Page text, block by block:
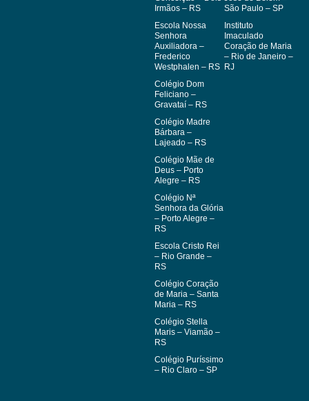
Irmãos – RS
Escola Nossa
Senhora
Auxiliadora –
Frederico
Westphalen – RS
Colégio Dom
Feliciano –
Gravataí – RS
Colégio Madre
Bárbara –
Lajeado – RS
Colégio Mãe de
Deus – Porto
Alegre – RS
Colégio Nª
Senhora da Glória
– Porto Alegre –
RS
Escola Cristo Rei
– Rio Grande –
RS
Colégio Coração
de Maria – Santa
Maria – RS
Colégio Stella
Maris – Viamão –
RS
Colégio Puríssimo
– Rio Claro – SP
São Paulo – SP
Instituto
Imaculado
Coração de Maria
– Rio de Janeiro –
RJ